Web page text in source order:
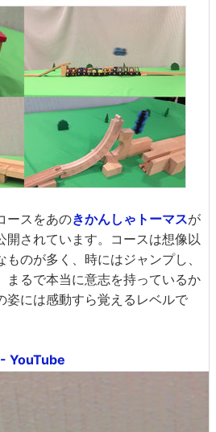
ースをあのきかんしゃトーマスが
開されています。コースは想像以
のが多く、時にはジャンプし、
まるで本当に意志を持っているか
姿には感動すら覚えるレベルで
YouTube